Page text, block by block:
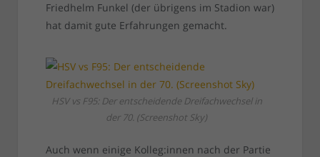
Friedhelm Funkel (der übrigens im Stadion war)
hat damit gute Erfahrungen gemacht.
HSV vs F95: Der entscheidende Dreifachwechsel in
der 70. (Screenshot Sky)
Auch wenn einige Kolleg:innen nach der Partie